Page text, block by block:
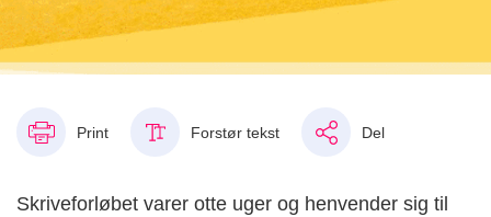
Print Forstør tekst Del
Skriveforløbet varer otte uger og henvender sig til